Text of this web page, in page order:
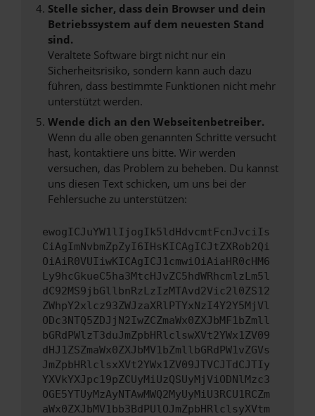
Stelle sicher, dass dein Browser und dein
Betriebssystem auf dem neuesten Stand
sind.
Veraltete Software birgt nicht nur ein
Sicherheitsrisiko, sondern kann auch dazu
führen, dass bestimmte Funktionen nicht mehr
unterstützt werden.
Wende dich an den Webseitenbetreiber.
Wenn du alle oben genannten Schritte versucht
hast, kontaktiere uns bitte. Wir werden
versuchen, das Problem zu beheben. Du kannst
uns diesen Text schicken, um uns bei der
Fehlersuche zu unterstützen:
ewogICJuYW1lIjogIk5ldHdvcmtFcnJvciIs
CiAgImNvbmZpZyI6IHsKICAgICJtZXRob2Qi
OiAiR0VUIiwKICAgICJ1cmwiOiAiaHR0cHM6
Ly9hcGkueC5ha3MtcHJvZC5hdWRhcmlzLm5l
dC92MS9jbGllbnRzLzIzMTAvd2Vic2l0ZS12
ZWhpY2xlcz93ZWJzaXRlPTYxNzI4Y2Y5MjVl
ODc3NTQ5ZDJjN2IwZCZmaWx0ZXJbMF1bZmll
bGRdPWlzT3duJmZpbHRlclswXVt2YWx1ZV09
dHJ1ZSZmaWx0ZXJbMV1bZmllbGRdPW1vZGVs
JmZpbHRlclsxXVt2YWx1ZV09JTVCJTdCJTIy
YXVkYXJpc19pZCUyMiUzQSUyMjViODNlMzc3
OGE5YTUyMzAyNTAwMWQ2MyUyMiU3RCU1RCZm
aWx0ZXJbMV1bb3BdPUlOJmZpbHRlclsyXVtm